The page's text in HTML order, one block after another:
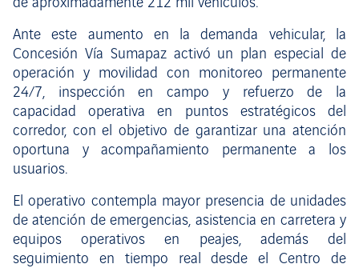
de aproximadamente 212 mil vehículos.
Ante este aumento en la demanda vehicular, la
Concesión Vía Sumapaz activó un plan especial de
operación y movilidad con monitoreo permanente
24/7, inspección en campo y refuerzo de la
capacidad operativa en puntos estratégicos del
corredor, con el objetivo de garantizar una atención
oportuna y acompañamiento permanente a los
usuarios.
El operativo contempla mayor presencia de unidades
de atención de emergencias, asistencia en carretera y
equipos operativos en peajes, además del
seguimiento en tiempo real desde el Centro de